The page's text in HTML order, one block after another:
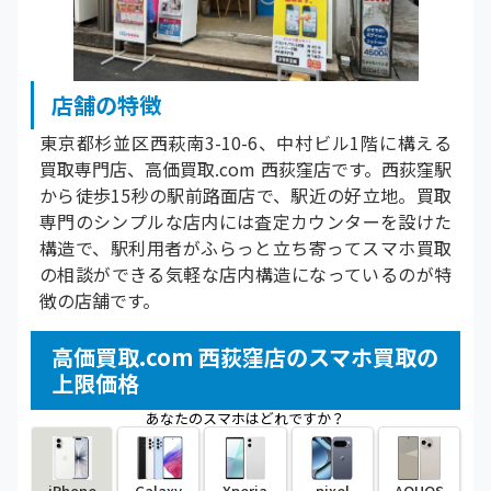
店舗の特徴
東京都杉並区西萩南3-10-6、中村ビル1階に構える
買取専門店、高価買取.com 西荻窪店です。西荻窪駅
から徒歩15秒の駅前路面店で、駅近の好立地。買取
専門のシンプルな店内には査定カウンターを設けた
構造で、駅利用者がふらっと立ち寄ってスマホ買取
の相談ができる気軽な店内構造になっているのが特
徴の店舗です。
高価買取.com 西荻窪店のスマホ買取の
上限価格
あなたのスマホはどれですか？